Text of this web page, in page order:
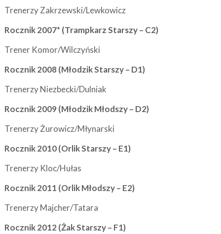
Trenerzy Zakrzewski/Lewkowicz
Rocznik 2007* (Trampkarz Starszy – C2)
Trener Komor/Wilczyński
Rocznik 2008 (Młodzik Starszy – D1)
Trenerzy Niezbecki/Dulniak
Rocznik 2009 (Młodzik Młodszy – D2)
Trenerzy Żurowicz/Młynarski
Rocznik 2010 (Orlik Starszy – E1)
Trenerzy Kloc/Hułas
Rocznik 2011 (Orlik Młodszy – E2)
Trenerzy Majcher/Tatara
Rocznik 2012 (Żak Starszy – F1)